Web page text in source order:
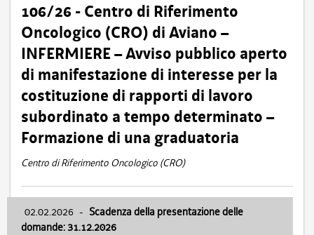
106/26 - Centro di Riferimento
Oncologico (CRO) di Aviano –
INFERMIERE – Avviso pubblico aperto
di manifestazione di interesse per la
costituzione di rapporti di lavoro
subordinato a tempo determinato –
Formazione di una graduatoria
Centro di Riferimento Oncologico (CRO)
02.02.2026 - Scadenza della presentazione delle
domande: 31.12.2026